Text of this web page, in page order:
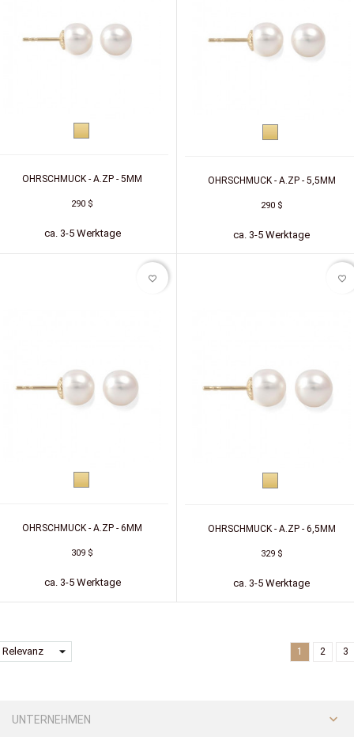
Gelbgold
OHRSCHMUCK - A.ZP - 5MM
290 $
ca. 3-5 Werktage
OHRSCHMUCK - A.ZP - 5,5MM
290 $
ca. 3-5 Werktage
OHRSCHMUCK - A.ZP - 6MM
309 $
ca. 3-5 Werktage
favorite_border
OHRSCHMUCK - A.ZP - 6,5MM
329 $
ca. 3-5 Werktage
favorite_border
Relevanz arrow_drop_down 1 2 3
UNTERNEHMEN 